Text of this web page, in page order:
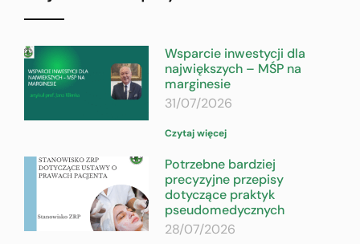
Wsparcie inwestycji dla
największych – MŚP na
marginesie
31/07/2026
Czytaj więcej
Potrzebne bardziej
precyzyjne przepisy
dotyczące praktyk
pseudomedycznych
28/07/2026